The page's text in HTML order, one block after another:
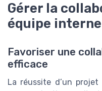
Gérer la
équipe
Favoriser une
efficace
La réussite d’un